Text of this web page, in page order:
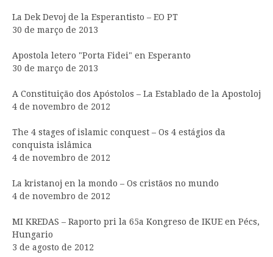
La Dek Devoj de la Esperantisto – EO PT
30 de março de 2013
Apostola letero "Porta Fidei" en Esperanto
30 de março de 2013
A Constituição dos Apóstolos – La Establado de la Apostoloj
4 de novembro de 2012
The 4 stages of islamic conquest – Os 4 estágios da
conquista islâmica
4 de novembro de 2012
La kristanoj en la mondo – Os cristãos no mundo
4 de novembro de 2012
MI KREDAS – Raporto pri la 65a Kongreso de IKUE en Pécs,
Hungario
3 de agosto de 2012